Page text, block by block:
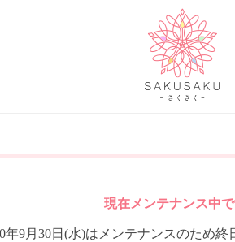
現在メンテナンス中で
年9月30日(水)はメンテナンスのため